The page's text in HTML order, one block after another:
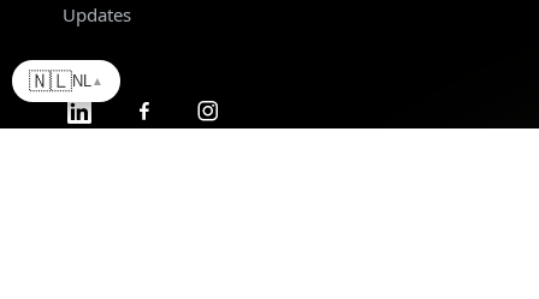
Updates
🇳🇱NL▲